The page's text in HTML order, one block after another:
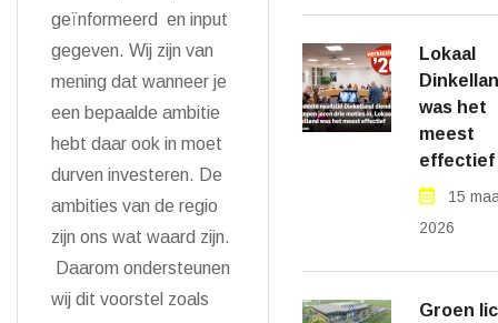
geïnformeerd en input
gegeven. Wij zijn van
mening dat wanneer je
een bepaalde ambitie
hebt daar ook in moet
durven investeren. De
ambities van de regio
zijn ons wat waard zijn.
Daarom ondersteunen
wij dit voorstel zoals
Lokaal
was het
meest
effectief
15
2026
Groen